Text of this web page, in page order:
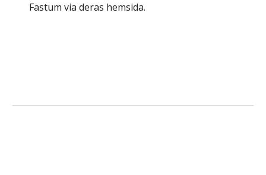
Fastumvia deras hemsida.